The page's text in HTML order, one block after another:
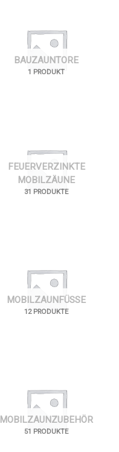
BAUZAUNTORE
1 PRODUKT
FEUERVERZINKTE
MOBILZÄUNE
31 PRODUKTE
MOBILZAUNFÜSSE
12 PRODUKTE
MOBILZAUNZUBEHÖR
51 PRODUKTE